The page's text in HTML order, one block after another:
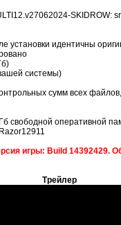
SKIDROW:
установки идентичны
системы)
сумм всех
свободной оперативной
игры: Build 14392429.
Трейлер